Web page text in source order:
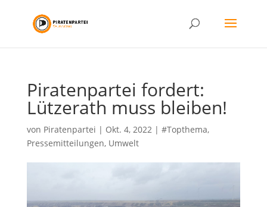
Piratenpartei fordert:
Lützerath muss bleiben!
von Piratenpartei | Okt. 4, 2022| #Topthema,
Pressemitteilungen, Umwelt